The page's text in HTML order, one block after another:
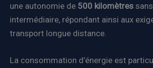
une autonomie de 500 kilomètres
intermédiaire, répondant ainsi aux
transport longue distance.
La consommation d’énergie est